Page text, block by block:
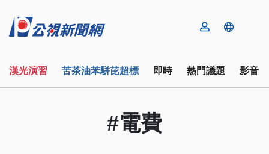
漢光演習 苦茶油苯駢芘超標 即時 熱門議題 影音
#電費